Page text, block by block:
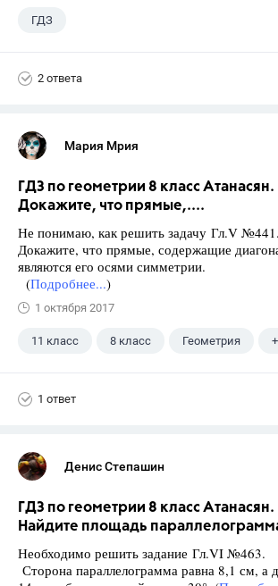
ГДЗ
2 ответа
Мария Мрия
ГДЗ по геометрии 8 класс
Докажите, что прямые,....
Не понимаю, как решить задачу Гл.V №441.
Докажите, что прямые, содержащие
являются его осями симметрии.
(Подробнее...)
1 октября 2017
11 класс 8 класс Геометрия
1 ответ
Денис Степашин
ГДЗ по геометрии 8 класс
Найдите площадь
Необходимо решить задание Гл.VI №463.
Сторона параллелограмма равна 8,1 см, а